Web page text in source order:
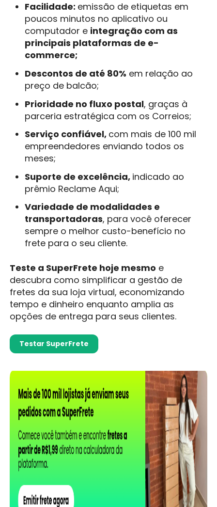
Facilidade: emissão de etiquetas em
poucos minutos no aplicativo ou
computador e integração com as
principais plataformas de e-
commerce;
Descontos de até 80% em relação ao
preço de balcão;
Prioridade no fluxo postal, graças à
parceria estratégica com os Correios;
Serviço confiável, com mais de 100 mil
empreendedores enviando todos os
meses;
Suporte de excelência, indicado ao
prêmio Reclame Aqui;
Variedade de modalidades e
transportadoras, para você oferecer
sempre o melhor custo-benefício no
frete para o seu cliente.
Teste a SuperFrete hoje mesmo e
descubra como simplificar a gestão de
fretes da sua loja virtual, economizando
tempo e dinheiro enquanto amplia as
opções de entrega para seus clientes.
Testar SuperFrete